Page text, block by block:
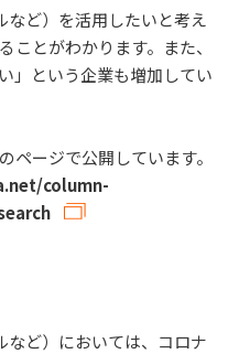
など）を活用したいと考え
ことがわかります。また、
」という企業も増加してい
ページで公開しています。
column-
など）においては、コロナ